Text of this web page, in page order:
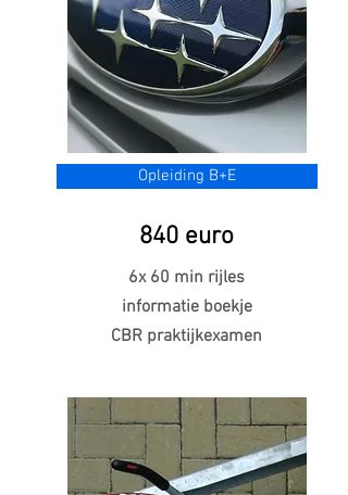
Opleiding B+E
840 euro
6x 60 min rijles
informatie boekje
CBR praktijkexamen